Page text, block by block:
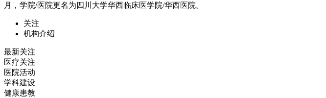
月，学院/医院更名为四川大学华西临床医学院/华西医院。
关注
机构介绍
最新关注
医疗关注
医院活动
学科建设
健康患教